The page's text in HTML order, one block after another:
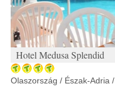
Hotel Medusa Splendid
Olaszország / Észak-Adria /